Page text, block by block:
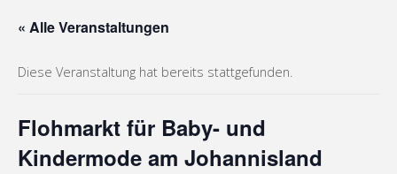
« Alle Veranstaltungen
Diese Veranstaltung hat bereits stattgefunden.
Flohmarkt für Baby- und
Kindermode am Johannisland